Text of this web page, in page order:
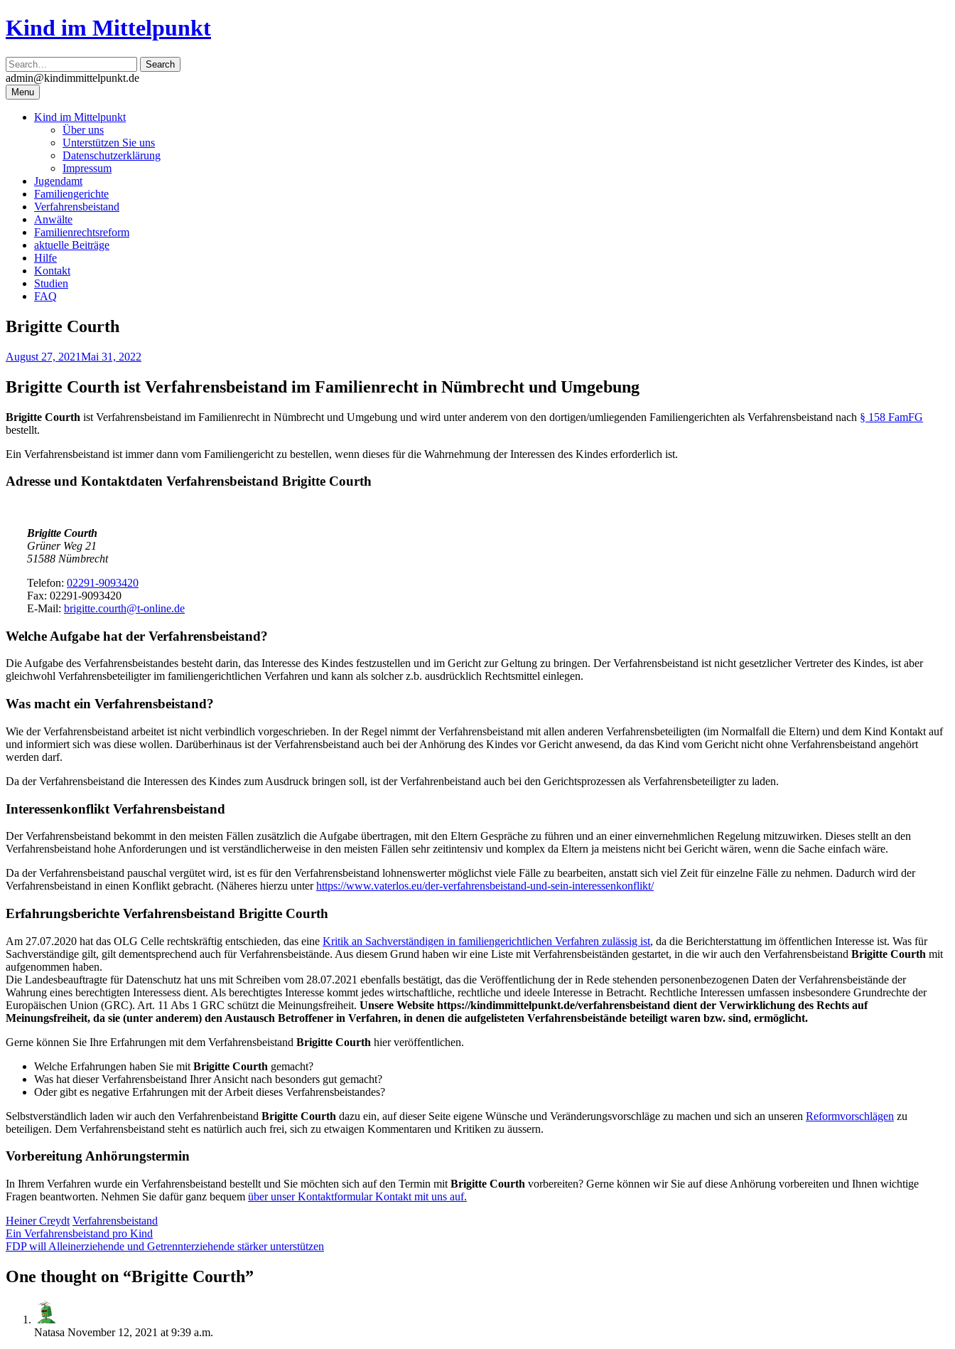
Skip
to
Kind im Mittelpunkt
admin@kindimmittelpunkt.de
Menu
Kind im Mittelpunkt
Über uns
Unterstützen Sie uns
Datenschutzerklärung
Impressum
Jugendamt
Familiengerichte
Verfahrensbeistand
Anwälte
Familienrechtsreform
aktuelle Beiträge
Hilfe
Kontakt
Studien
FAQ
Brigitte Courth
August 27, 2021Mai 31, 2022
Brigitte Courth ist Verfahrensbeistand im Familienrecht in Nümbrecht und Umgebung
Brigitte Courth ist Verfahrensbeistand im Familienrecht in Nümbrecht und Umgebung und wird unter anderem von den dortigen/umliegenden Familiengerichten als Verfahrensbeistand nach § 158 FamFG
bestellt.
Ein Verfahrensbeistand ist immer dann vom Familiengericht zu bestellen, wenn dieses für die Wahrnehmung der Interessen des Kindes erforderlich ist.
Adresse und Kontaktdaten Verfahrensbeistand Brigitte Courth
Brigitte Courth
Grüner Weg 21
51588 Nümbrecht
Telefon: 02291-9093420
Fax: 02291-9093420
E-Mail: brigitte.courth@t-online.de
Welche Aufgabe hat der Verfahrensbeistand?
Die Aufgabe des Verfahrensbeistandes besteht darin, das Interesse des Kindes festzustellen und im Gericht zur Geltung zu bringen. Der Verfahrensbeistand ist nicht gesetzlicher Vertreter des Kindes, ist aber
gleichwohl Verfahrensbeteiligter im familiengerichtlichen Verfahren und kann als solcher z.b. ausdrücklich Rechtsmittel einlegen.
Was macht ein Verfahrensbeistand?
Wie der Verfahrensbeistand arbeitet ist nicht verbindlich vorgeschrieben. In der Regel nimmt der Verfahrensbeistand mit allen anderen Verfahrensbeteiligten (im Normalfall die Eltern) und dem Kind Kontakt auf
und informiert sich was diese wollen. Darüberhinaus ist der Verfahrensbeistand auch bei der Anhörung des Kindes vor Gericht anwesend, da das Kind vom Gericht nicht ohne Verfahrensbeistand angehört
werden darf.
Da der Verfahrensbeistand die Interessen des Kindes zum Ausdruck bringen soll, ist der Verfahrenbeistand auch bei den Gerichtsprozessen als Verfahrensbeteiligter zu laden.
Interessenkonflikt Verfahrensbeistand
Der Verfahrensbeistand bekommt in den meisten Fällen zusätzlich die Aufgabe übertragen, mit den Eltern Gespräche zu führen und an einer einvernehmlichen Regelung mitzuwirken. Dieses stellt an den
Verfahrensbeistand hohe Anforderungen und ist verständlicherweise in den meisten Fällen sehr zeitintensiv und komplex da Eltern ja meistens nicht bei Gericht wären, wenn die Sache einfach wäre.
Da der Verfahrensbeistand pauschal vergütet wird, ist es für den Verfahrensbeistand lohnenswerter möglichst viele Fälle zu bearbeiten, anstatt sich viel Zeit für einzelne Fälle zu nehmen. Dadurch wird der
Verfahrensbeistand in einen Konflikt gebracht. (Näheres hierzu unterhttps://www.vaterlos.eu/der-verfahrensbeistand-und-sein-interessenkonflikt/
Erfahrungsberichte Verfahrensbeistand Brigitte Courth
Am 27.07.2020 hat das OLG Celle rechtskräftig entschieden, das eine Kritik an Sachverständigen in familiengerichtlichen Verfahren zulässig ist, da die Berichterstattung im öffentlichen Interesse ist. Was für
Sachverständige gilt, gilt dementsprechend auch für Verfahrensbeistände. Aus diesem Grund haben wir eine Liste mit Verfahrensbeiständen gestartet, in die wir auch den Verfahrensbeistand Brigitte Courth mit
aufgenommen haben.
Die Landesbeauftragte für Datenschutz hat uns mit Schreiben vom 28.07.2021 ebenfalls bestätigt, das die Veröffentlichung der in Rede stehenden personenbezogenen Daten der Verfahrensbeistände der
Wahrung eines berechtigten Interessess dient. Als berechtigtes Interesse kommt jedes wirtschaftliche, rechtliche und ideele Interesse in Betracht. Rechtliche Interessen umfassen insbesondere Grundrechte der
Europäischen Union (GRC). Art. 11 Abs 1 GRC schützt die Meinungsfreiheit. Unsere Website https://kindimmittelpunkt.de/verfahrensbeistand dient der Verwirklichung des Rechts auf
Meinungsfreiheit, da sie (unter anderem) den Austausch Betroffener in Verfahren, in denen die aufgelisteten Verfahrensbeistände beteiligt waren bzw. sind, ermöglicht.
Gerne können Sie Ihre Erfahrungen mit dem Verfahrensbeistand Brigitte Courth hier veröffentlichen.
Welche Erfahrungen haben Sie mit Brigitte Courth gemacht?
Was hat dieser Verfahrensbeistand Ihrer Ansicht nach besonders gut gemacht?
Oder gibt es negative Erfahrungen mit der Arbeit dieses Verfahrensbeistandes?
Selbstverständlich laden wir auch den Verfahrenbeistand Brigitte Courth dazu ein, auf dieser Seite eigene Wünsche und Veränderungsvorschläge zu machen und sich an unseren Reformvorschlägen zu
beteiligen. Dem Verfahrensbeistand steht es natürlich auch frei, sich zu etwaigen Kommentaren und Kritiken zu äussern.
Vorbereitung Anhörungstermin
In Ihrem Verfahren wurde ein Verfahrensbeistand bestellt und Sie möchten sich auf den Termin mit Brigitte Courth vorbereiten? Gerne können wir Sie auf diese Anhörung vorbereiten und Ihnen wichtige
Fragen beantworten. Nehmen Sie dafür ganz bequem über unser Kontaktformular Kontakt mit uns auf.
Heiner Creydt Verfahrensbeistand
Ein Verfahrensbeistand pro Kind
FDP will Alleinerziehende und Getrennterziehende stärker unterstützen
One thought on “Brigitte Courth”
Natasa November 12, 2021 at 9:39 a.m.